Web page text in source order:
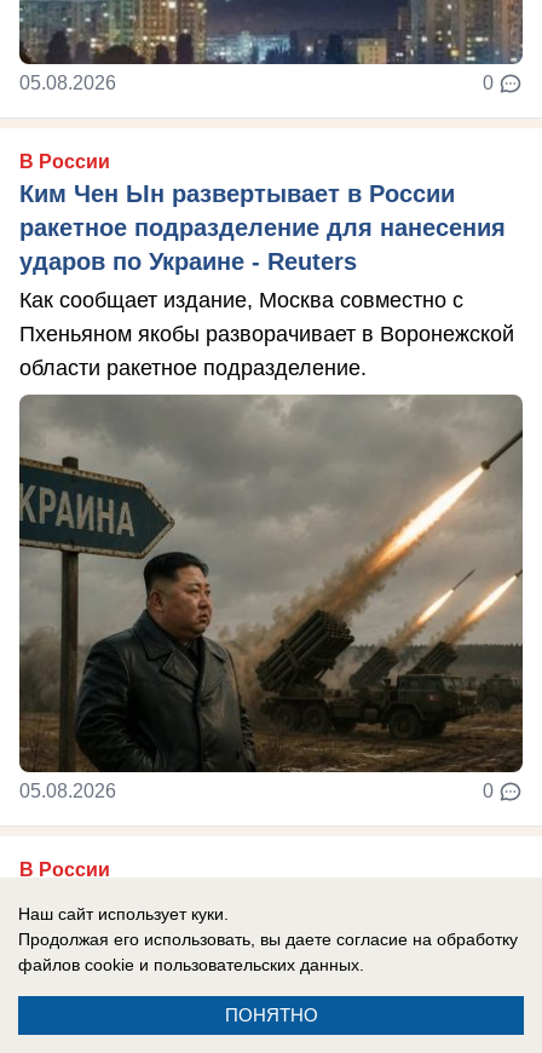
05.08.2026 0
В России
Ким Чен Ын развертывает в России
ракетное подразделение для нанесения
ударов по Украине - Reuters
Как сообщает издание, Москва совместно с
Пхеньяном якобы разворачивает в Воронежской
области ракетное подразделение.
05.08.2026 0
В России
Новости СВО: удар по логистике в
Киевской области, атакован склад
Вайлдберриз под Тулой, боевики ВСУ
устроили бой из-за дезертирства
Главные новости СВО на утро 5 августа 2026
Наш сайт использует куки.
Продолжая его использовать, вы даете согласие на обработку
файлов cookie и пользовательских данных.
ПОНЯТНО